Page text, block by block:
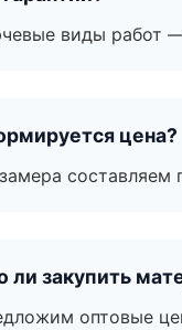
виды работ
цена?
закупить
оптовые